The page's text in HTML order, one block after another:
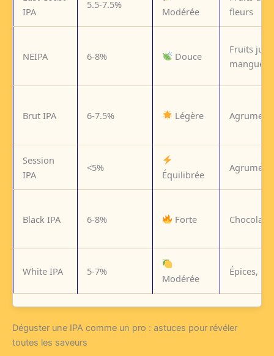
IPA
5.5-7.5%
Modérée
fleurs
NEIPA 6-8% Douce
Fruits
mangue
Brut IPA 6-7.5% Légère Agrumes,
Session
IPA
<5%
Équilibrée
Agrumes,
Black IPA 6-8% Forte Chocolat,
White IPA 5-7%
Modérée
Épices,
Déguster une IPA comme un pro : astuces pour révéler
toutes les saveurs